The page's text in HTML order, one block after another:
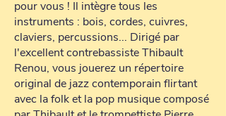
pour vous ! Il intègre tous les
instruments : bois, cordes, cuivres,
claviers, percussions... Dirigé par
l'excellent contrebassiste Thibault
Renou, vous jouerez un répertoire
original de jazz contemporain flirtant
avec la folk et la pop musique composé